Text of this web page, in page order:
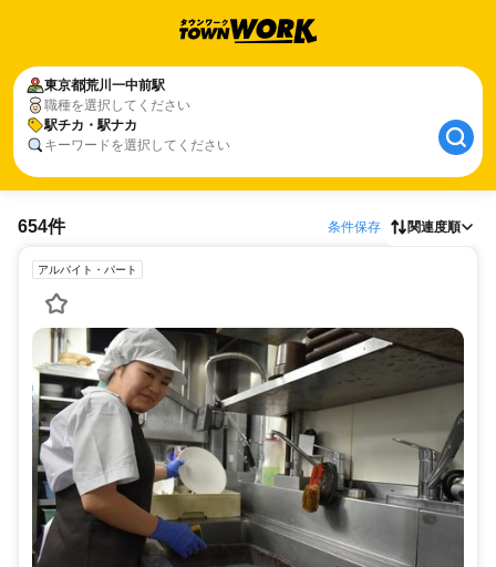
東京都荒川一中前駅
職種を選択してください
駅チカ・駅ナカ
キーワードを選択してください
654件 条件保存 関連度順
アルバイト・パート